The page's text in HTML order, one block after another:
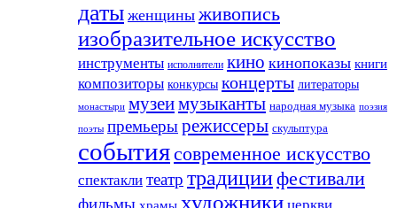
даты женщины живопись
изобразительное искусство
инструменты исполнители кино кинопоказы книги
композиторы конкурсы концерты литераторы
монастыри музеимузыканты народная музыка поэзия
поэты премьерырежиссеры скульптура
событиясовременное искусство
спектакли театр традициифестивали
художники